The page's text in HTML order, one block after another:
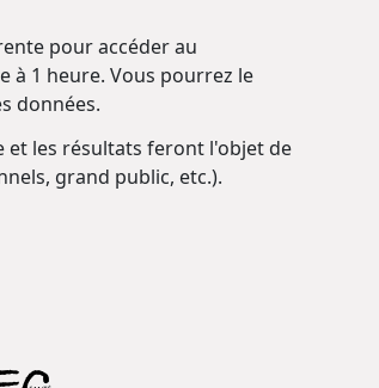
pour accéder au
à 1 heure. Vous pourrez le
données.
et les résultats feront l'objet de
grand public, etc.).